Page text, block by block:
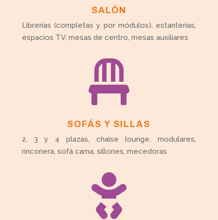
SALÓN
Librerías (completas y por módulos), estanterías,
espacios TV, mesas de centro, mesas auxiliares

SOFÁS Y SILLAS
2, 3 y 4 plazas, chaise lounge, modulares,
rinconera, sofá cama, sillones, mecedoras
